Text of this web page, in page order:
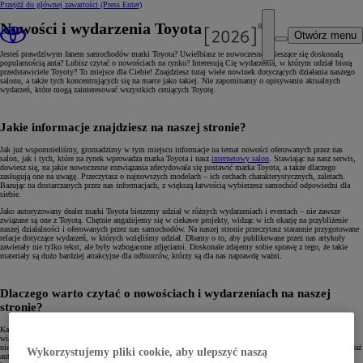
Przejdź do głównej zawartości (Press Enter)
Otwórz menu
Nowości i wydarzenia Toyota
Jesteś prawdziwym fanem samochodów marki Toyota? Uwielbiasz te nowoczesne i cieszące się doskonałą
popularnością auta? Lubisz czytać o nowościach na rynku? Interesują Cię wydarzenia, w którym udział biorą
przedstawiciele Toyoty? To miejsce dla Ciebie! Znajdziesz tutaj wiele nowinek dotyczących działania naszego
salonu, a także tych koncentrujących się na marce jako takiej. Nie zapominamy o opisywaniu aktualnych
wydarzeń, które mogą zainteresować wszystkich ceniących Toyotę.
Jakie informacje znajdziesz na naszej stronie?
Jak już wspomnieliśmy, gromadzimy w tym miejscu informacje na temat nowości oferowanych przez nas
salon, jak i tych, które na rynek wprowadza marka Toyota i nasz internetowy salon . Stawiając na nasz serwis,
dowiesz się, na jakie nowoczesne rozwiązania zdecydowała się postawić marka Toyota, a także dlaczego
zasługują one na uwagę. Przeczytasz o najnowszych modelach – ich cechach charakterystycznych, zaletach.
Bazując na dostarczanych przez nas informacjach, z większą łatwością wybierzesz samochód odpowiedni dla
siebie.
Jako autoryzowany dealer marki Toyota bierzemy udział w różnych wydarzeniach i eventach – nie zawsze
związane są one z Toyotą. Chętnie angażujemy się w ciekawe projekty, widząc w ich okazję na przybliżenie
naszej działalności i oferowanych przez nas samochodów. Na naszej stronie przeczytasz starannie przygotowane
relacje dotyczące wydarzeń, w których wzięliśmy udział. Dbamy o to, aby publikowane przez nas artykuły
zawierały nie tylko tekst, ale były wzbogacone zdjęciami. Doskonale zdajemy sobie sprawę z tego, że takie
materiały są dużo bardziej atrakcyjne dla odbiorców, którzy są dla nas naprawdę ważni.
Dlaczego warto czytać o nowościach i wydarzeniach na naszej
stronie?
Każdy artykuł opublikowany na naszej stronie przygotowany został z niezwykłą rzetelnością. Dbamy o
wiarygodność przedstawianych informacji – duży nacisk kładziemy na to, aby nawet w minimalnym stopniu
nie wprowadzać naszych klientów w błąd. Zawsze pracujemy solidnie bez względu na to, czy chodzi o sprzedaż
auta, naprawę usterki czy napisanie artykułu dotyczącego oferowanych przez nas nowości. Dzięki temu każdy,
Wykorzystujemy pliki cookie, aby ulepszyć naszą